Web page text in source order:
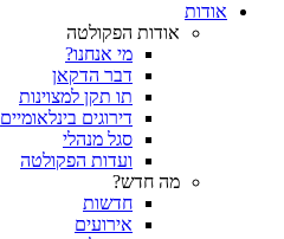
אודות
אודות הפקולטה
מי אנחנו?
דבר הדקאן
תו תקן למצוינות
דירוגים בינלאומיים
סגל מנהלי
ועדות הפקולטה
מה חדש?
חדשות
אירועים